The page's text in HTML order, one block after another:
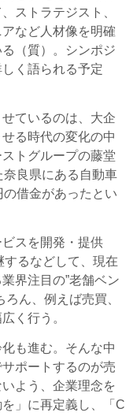
ストラテジスト、
など人材像を明確
（質）。シンポジ
く語られる予定
ているのは、大企
る時代の変化の中
トグループの藤堂
良県にある自動車
借金があったとい
スを開発・提供
するなどして、現在
界注目の”老舗ベン
ん、例えば売買、
く行う。
も進む。そんな中
ポートするのが売
よう、企業理念を
」に再定義し、「C